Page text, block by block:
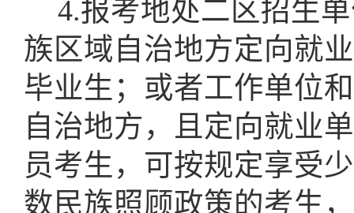
4.报考地处二区招生
族区域自治地方定向就
毕业生；或者工作单位
自治地方，且定向就业
员考生，可按规定享受
数民族照顾政策的考生